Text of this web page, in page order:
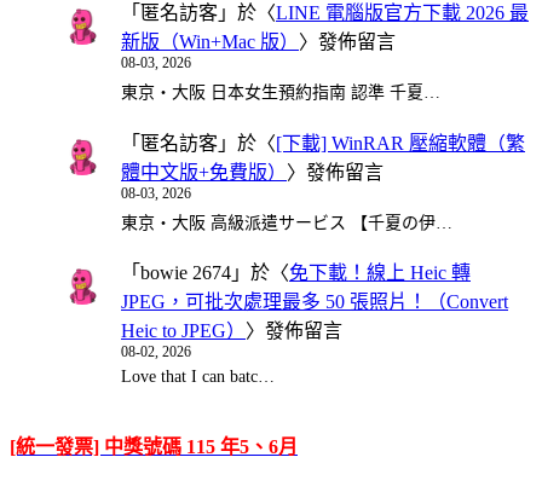
「 匿名訪客 」於〈LINE 電腦版官方下載 2026 最
新版（Win+Mac 版） 〉發佈留言
08-03, 2026
東京・大阪 日本女生預約指南 認準 千夏…
「 匿名訪客 」於〈[下載] WinRAR 壓縮軟體（繁
體中文版+免費版） 〉發佈留言
08-03, 2026
東京・大阪 高級派遣サービス 【千夏の伊…
「 bowie 2674 」於〈免下載！線上 Heic 轉
JPEG，可批次處理最多 50 張照片！（Convert
Heic to JPEG） 〉發佈留言
08-02, 2026
Love that I can batc…
[統一發票] 中獎號碼 115 年5、6月